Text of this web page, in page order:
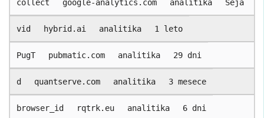
collect google-analytics.com analitika Seja
vid hybrid.ai analitika 1 leto
PugT pubmatic.com analitika 29 dni
d quantserve.com analitika 3 mesece
browser_id rqtrk.eu analitika 6 dni